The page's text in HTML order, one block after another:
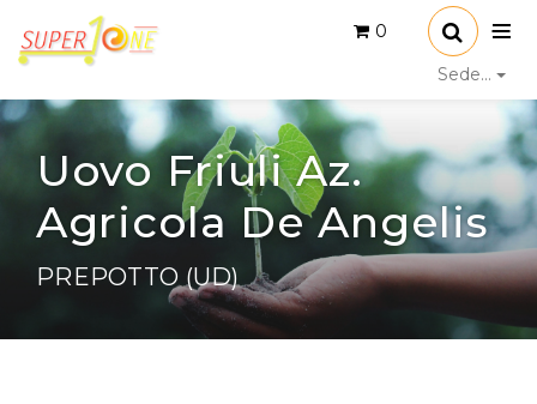
0
Sede...
Uovo Friuli Az.
Agricola De Angelis
PREPOTTO (UD)